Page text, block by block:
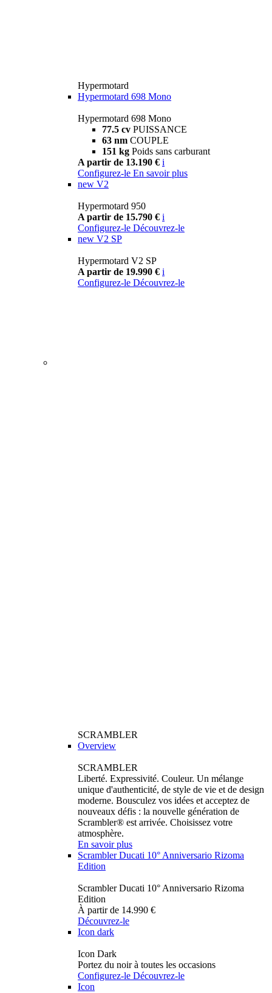
Hypermotard
Hypermotard 698 Mono
Hypermotard 698 Mono
77.5 cv PUISSANCE
63 nm COUPLE
151 kg Poids sans carburant
A partir de 13.190 € i
Configurez-le En savoir plus
new V2
Hypermotard 950
A partir de 15.790 € i
Configurez-le Découvrez-le
new V2 SP
Hypermotard V2 SP
A partir de 19.990 € i
Configurez-le Découvrez-le
SCRAMBLER
Overview
SCRAMBLER
Liberté. Expressivité. Couleur. Un mélange
unique d'authenticité, de style de vie et de design
moderne. Bousculez vos idées et acceptez de
nouveaux défis : la nouvelle génération de
Scrambler® est arrivée. Choisissez votre
atmosphère.
En savoir plus
Scrambler Ducati 10° Anniversario Rizoma
Edition
Scrambler Ducati 10° Anniversario Rizoma
Edition
À partir de 14.990 €
Découvrez-le
Icon dark
Icon Dark
Portez du noir à toutes les occasions
Configurez-le Découvrez-le
Icon